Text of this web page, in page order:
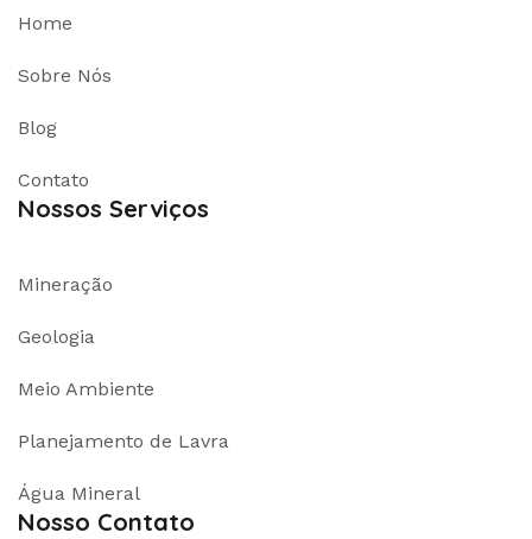
Home
Sobre Nós
Blog
Contato
Nossos Serviços
Mineração
Geologia
Meio Ambiente
Planejamento de Lavra
Água Mineral
Nosso Contato